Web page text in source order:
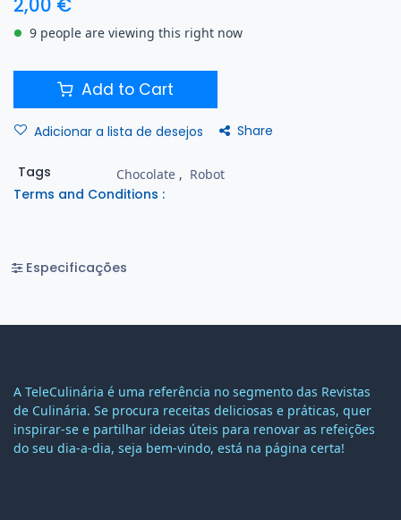
2,00 €
9 people are viewing this right now
Add to Cart
Adicionar a lista de desejos Share
Tags Chocolate, Robot
Terms and Conditions :
Especificações
A TeleCulinária é uma referência no segmento das Revistas
de Culinária. Se procura receitas deliciosas e práticas, quer
inspirar-se e partilhar ideias úteis para renovar as refeições
do seu dia-a-dia, seja bem-vindo, está na página certa!